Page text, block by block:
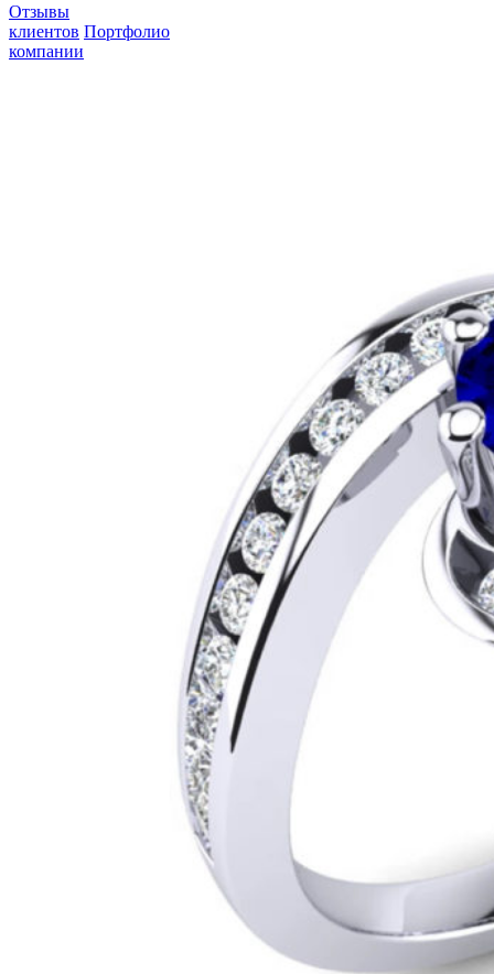
Отзывы
клиентов Портфолио
компании